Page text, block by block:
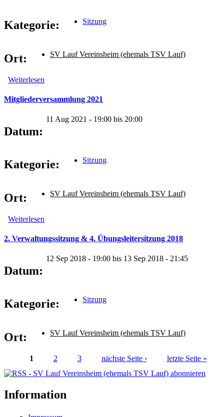
Kategorie: Sitzung
Ort: SV Lauf Vereinsheim (ehemals TSV Lauf)
Weiterlesen
Mitgliederversammlung 2021
Datum:
11 Aug 2021 - 19:00 bis 20:00
Kategorie: Sitzung
Ort: SV Lauf Vereinsheim (ehemals TSV Lauf)
Weiterlesen
2. Verwaltungssitzung & 4. Übungsleitersitzung 2018
Datum:
12 Sep 2018 - 19:00 bis 13 Sep 2018 - 21:45
Kategorie: Sitzung
Ort: SV Lauf Vereinsheim (ehemals TSV Lauf)
Seiten
1 2 3 nächste Seite › letzte Seite »
Information